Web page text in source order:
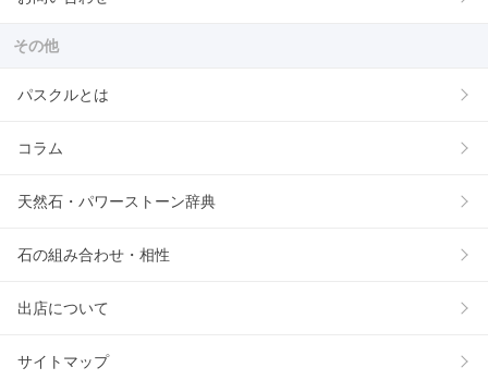
その他
パスクルとは
コラム
天然石・パワーストーン辞典
石の組み合わせ・相性
出店について
サイトマップ